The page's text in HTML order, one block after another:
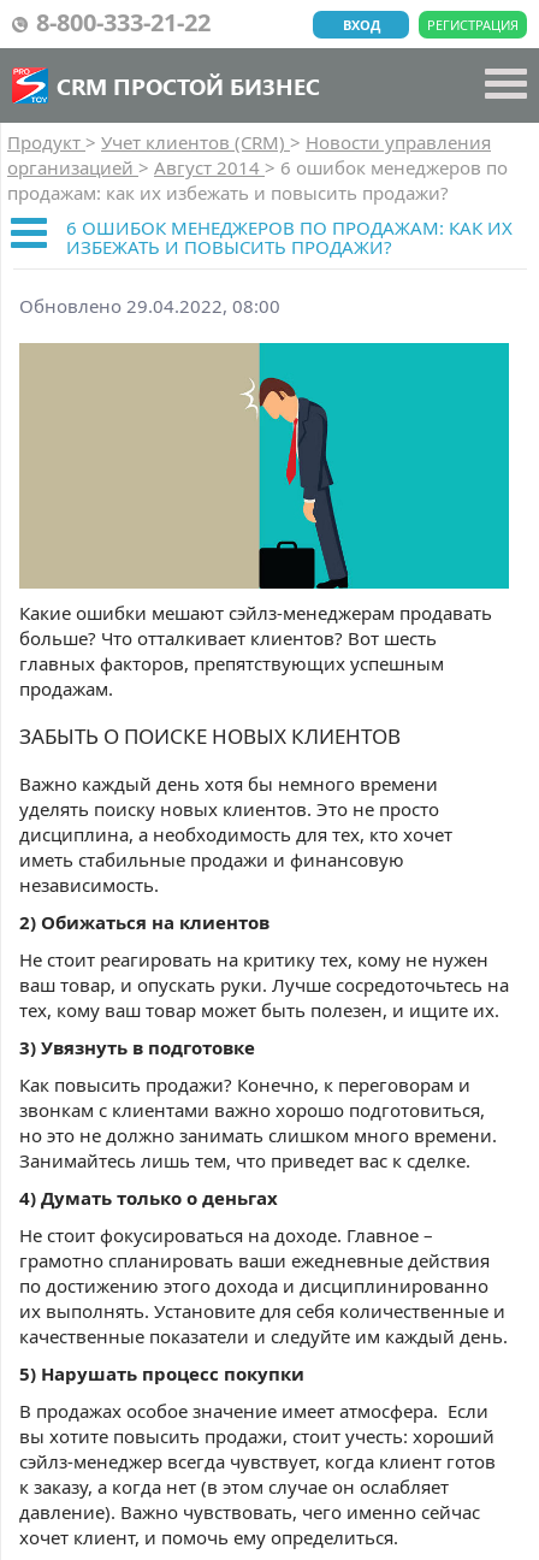
8-800-333-21-22 РЕГИСТРАЦИЯ
ВХОД
CRM ПРОСТОЙ БИЗНЕС
Продукт > Учет клиентов (CRM) > Новости управления
организацией > Август 2014 > 6 ошибок менеджеров по
продажам: как их избежать и повысить продажи?
6 ОШИБОК МЕНЕДЖЕРОВ ПО ПРОДАЖАМ: КАК ИХ
ИЗБЕЖАТЬ И ПОВЫСИТЬ ПРОДАЖИ?
Обновлено 29.04.2022, 08:00
Какие ошибки мешают сэйлз-менеджерам продавать
больше? Что отталкивает клиентов? Вот шесть
главных факторов, препятствующих успешным
продажам.
ЗАБЫТЬ О ПОИСКЕ НОВЫХ КЛИЕНТОВ
Важно каждый день хотя бы немного времени
уделять поиску новых клиентов. Это не просто
дисциплина, а необходимость для тех, кто хочет
иметь стабильные продажи и финансовую
независимость.
2) Обижаться на клиентов
Не стоит реагировать на критику тех, кому не нужен
ваш товар, и опускать руки. Лучше сосредоточьтесь на
тех, кому ваш товар может быть полезен, и ищите их.
3) Увязнуть в подготовке
Как повысить продажи? Конечно, к переговорам и
звонкам с клиентами важно хорошо подготовиться,
но это не должно занимать слишком много времени.
Занимайтесь лишь тем, что приведет вас к сделке.
4) Думать только о деньгах
Не стоит фокусироваться на доходе. Главное –
грамотно спланировать ваши ежедневные действия
по достижению этого дохода и дисциплинированно
их выполнять. Установите для себя количественные и
качественные показатели и следуйте им каждый день.
5) Нарушать процесс покупки
В продажах особое значение имеет атмосфера. Если
вы хотите повысить продажи, стоит учесть: хороший
сэйлз-менеджер всегда чувствует, когда клиент готов
к заказу, а когда нет (в этом случае он ослабляет
давление). Важно чувствовать, чего именно сейчас
хочет клиент, и помочь ему определиться.